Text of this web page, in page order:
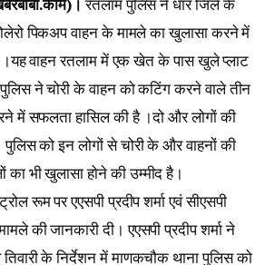
पिकअप वाहन के मामले का खुलासा करने में
।यह वाहन रतलाम में एक खेत के पास खुले प्लाट
ने चोरी के वाहन को कटिंग करने वाले तीन
में सफलता हासिल की है ।दो और लोगों की
को इन लोगों से चोरी के और वाहनों की
भी खुलासा होने की उम्मीद है।
रूम पर एएसपी प्रदीप शर्मा एवं सीएसपी
की जानकारी दी। एएसपी प्रदीप शर्मा ने
तिवारी के निर्देशन में माणकचौक थाना पुलिस को